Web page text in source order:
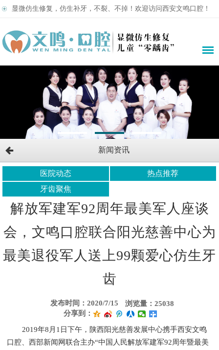
显微仿生修复，仿生补牙，不裂、不掉！欢迎访问西安文鸣口腔！
新闻资讯
医院动态
热点推荐
牙齿聚焦
解放军建军92周年最美军人座谈
会，文鸣口腔联合阳光慈善中心为
最美退役军人送上99颗爱心仿生牙
齿
发布时间：2020/7/15
浏览量：25038
分享到：
2019年8月1日下午，陕西阳光慈善发展中心携手西安文鸣
口腔、西部新闻网联合主办“中国人民解放军建军92周年暨最美